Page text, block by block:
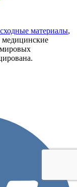
материалы,
медицинские